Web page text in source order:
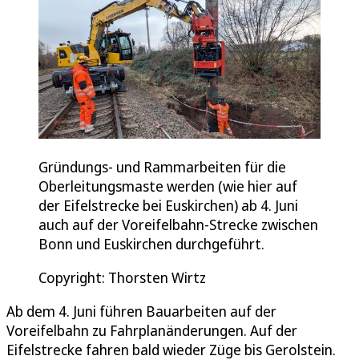
Gründungs- und Rammarbeiten für die
Oberleitungsmaste werden (wie hier auf
der Eifelstrecke bei Euskirchen) ab 4. Juni
auch auf der Voreifelbahn-Strecke zwischen
Bonn und Euskirchen durchgeführt.
Copyright: Thorsten Wirtz
Ab dem 4. Juni führen Bauarbeiten auf der
Voreifelbahn zu Fahrplanänderungen. Auf der
Eifelstrecke fahren bald wieder Züge bis Gerolstein.